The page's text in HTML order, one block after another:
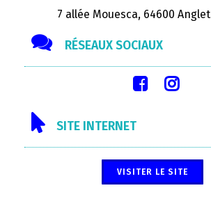
7 allée Mouesca, 64600 Anglet
RÉSEAUX SOCIAUX
SITE INTERNET
VISITER LE SITE